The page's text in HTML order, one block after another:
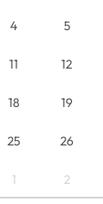
4 5
11 12
18 19
25 26
1 2